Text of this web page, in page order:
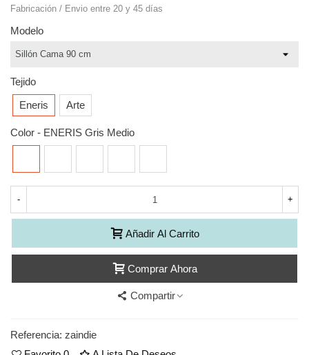
Fabricación / Envio entre 20 y 45 días
Modelo
Tejido
Eneris
Arte
Color - ENERIS Gris Medio
- +
Añadir Al Carrito
Comprar Ahora
Compartir
Referencia: zaindie